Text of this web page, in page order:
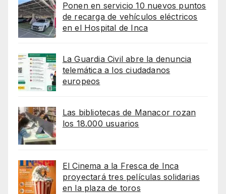
Ponen en servicio 10 nuevos puntos
de recarga de vehículos eléctricos
en el Hospital de Inca
La Guardia Civil abre la denuncia
telemática a los ciudadanos
europeos
Las bibliotecas de Manacor rozan
los 18.000 usuarios
El Cinema a la Fresca de Inca
proyectará tres películas solidarias
en la plaza de toros